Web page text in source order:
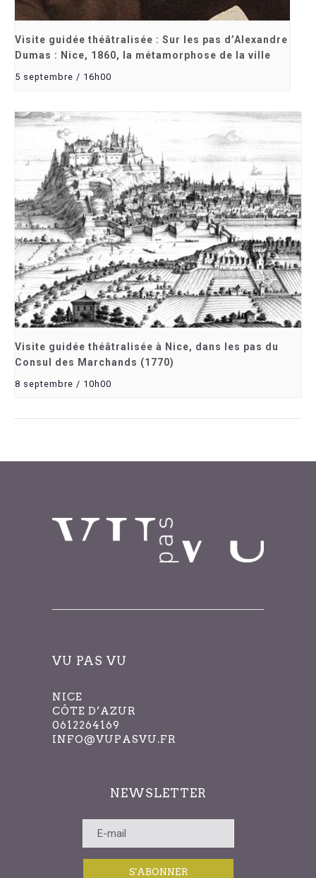
Visite guidée théâtralisée : Sur les pas d’Alexandre
Dumas : Nice, 1860, la métamorphose de la ville
5 septembre / 16h00
Visite guidée théâtralisée à Nice, dans les pas du
Consul des Marchands (1770)
8 septembre / 10h00
VU PAS VU
NICE
CÔTE D’AZUR
0612264169
INFO@VUPASVU.FR
NEWSLETTER
S'ABONNER